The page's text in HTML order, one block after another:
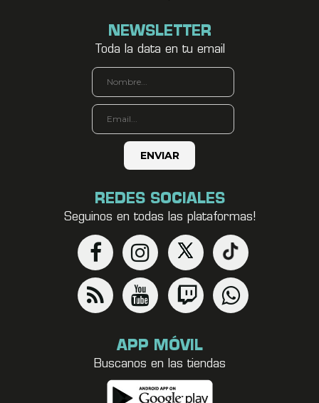
NEWSLETTER
Toda la data en tu email
REDES SOCIALES
Seguinos en todas las plataformas!
APP MÓVIL
Buscanos en las tiendas